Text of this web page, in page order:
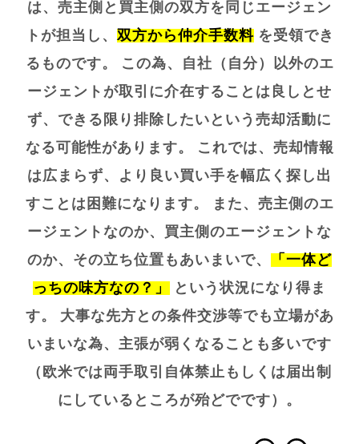
は、売主側と買主側の双方を同じエージェン
トが担当し、 双方から仲介手数料を受領でき
るものです。 この為、自社（自分）以外のエ
ージェントが取引に介在することは良しとせ
ず、 できる限り排除したいという売却活動に
なる可能性があります。 これでは、売却情報
は広まらず、より良い買い手を幅広く探し出
すことは困難になります。 また、売主側のエ
ージェントなのか、買主側のエージェントな
のか、その立ち位置もあいまいで、 「一体ど
っちの味方なの？」 という状況になり得ま
す。 大事な先方との条件交渉等でも立場があ
いまいな為、 主張が弱くなることも多いです
（欧米では両手取引自体禁止もしくは届出制
にしているところが殆どでです）。